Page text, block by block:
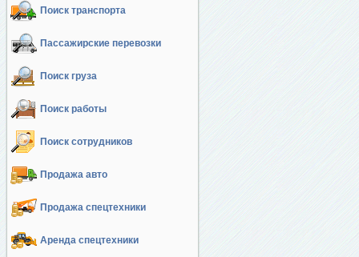
Поиск транспорта
Пассажирские перевозки
Поиск груза
Поиск работы
Поиск сотрудников
Продажа авто
Продажа спецтехники
Аренда спецтехники